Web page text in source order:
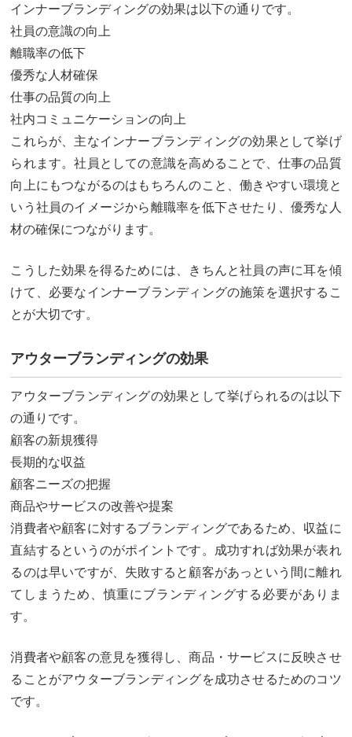
インナーブランディングの効果は以下の通りです。
社員の意識の向上
離職率の低下
優秀な人材確保
仕事の品質の向上
社内コミュニケーションの向上
これらが、主なインナーブランディングの効果として挙げ
られます。社員としての意識を高めることで、仕事の品質
向上にもつながるのはもちろんのこと、働きやすい環境と
いう社員のイメージから離職率を低下させたり、優秀な人
材の確保につながります。
こうした効果を得るためには、きちんと社員の声に耳を傾
けて、必要なインナーブランディングの施策を選択するこ
とが大切です。
アウターブランディングの効果
アウターブランディングの効果として挙げられるのは以下
の通りです。
顧客の新規獲得
長期的な収益
顧客ニーズの把握
商品やサービスの改善や提案
消費者や顧客に対するブランディングであるため、収益に
直結するというのがポイントです。成功すれば効果が表れ
るのは早いですが、失敗すると顧客があっという間に離れ
てしまうため、慎重にブランディングする必要がありま
す。
消費者や顧客の意見を獲得し、商品・サービスに反映させ
ることがアウターブランディングを成功させるためのコツ
です。